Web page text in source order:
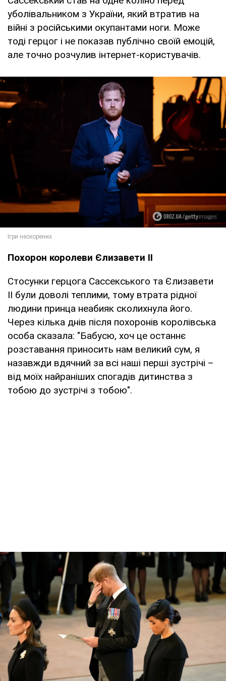
уболівальником з України, який втратив на
війні з російськими окупантами ноги. Може
тоді герцог і не показав публічно своїй емоцій,
але точно розчулив інтернет-користувачів.
Похорон королеви Єлизавети II
Стосунки герцога Сассекського та Єлизавети
II були доволі теплими, тому втрата рідної
людини принца неабияк сколихнула його.
Через кілька днів після похоронів королівська
особа сказала: "Бабусю, хоч це останнє
розставання приносить нам великий сум, я
назавжди вдячний за всі наші перші зустрічі –
від моїх найраніших спогадів дитинства з
тобою до зустрічі з тобою".